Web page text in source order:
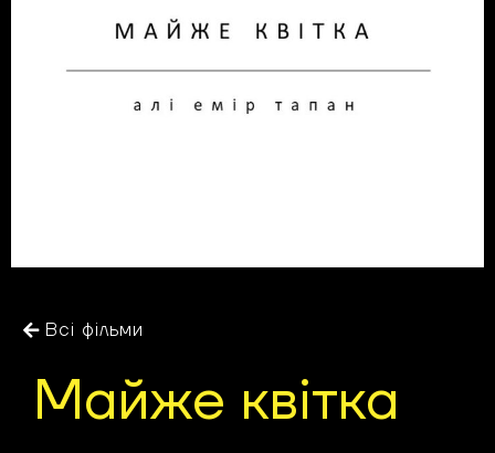
Всі фільми
Майже квітка